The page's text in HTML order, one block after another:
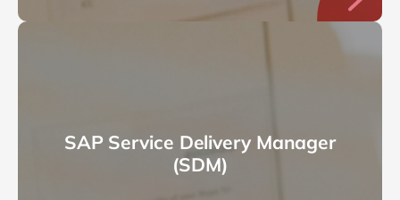
SAP Service Delivery Manager
(SDM)